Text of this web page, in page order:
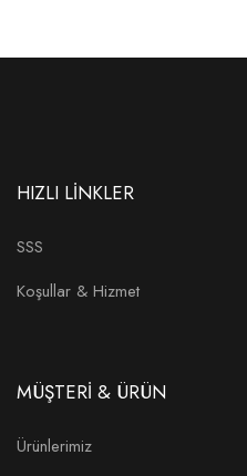
HIZLI LİNKLER
SSS
Koşullar & Hizmet
MÜŞTERİ & ÜRÜN
Ürünlerimiz